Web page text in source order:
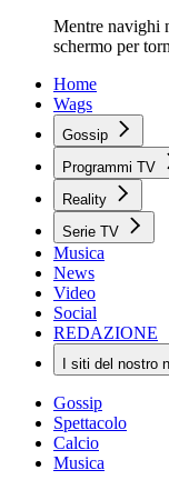
Mentre navighi
schermo per
Home
Wags
Gossip
Programmi TV
Reality
Serie TV
Musica
News
Video
Social
REDAZIONE
I siti del nostro
Gossip
Spettacolo
Calcio
Musica